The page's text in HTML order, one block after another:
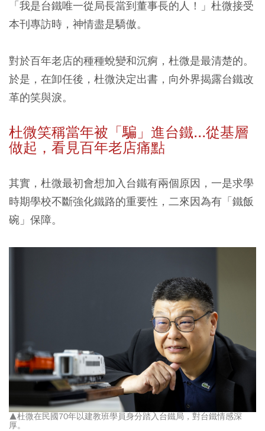
「我是台鐵唯一從局長當到董事長的人！」杜微接受
本刊專訪時，神情盡是驕傲。
對於百年老店的種種蛻變和沉痾，杜微是最清楚的。
於是，在卸任後，杜微決定出書，向外界揭露台鐵改
革的笑與淚。
杜微笑稱當年被「騙」進台鐵...從基層
做起，看見百年老店痛點
其實，杜微最初會想加入台鐵有兩個原因，一是求學
時期學校不斷強化鐵路的重要性，二來因為有「鐵飯
碗」保障。
▲杜微在民國70年以建教班學員身分踏入台鐵局，對台鐵情感深
厚。